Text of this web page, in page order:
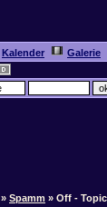
Kalender Galerie
» Spamm » Off - Topic